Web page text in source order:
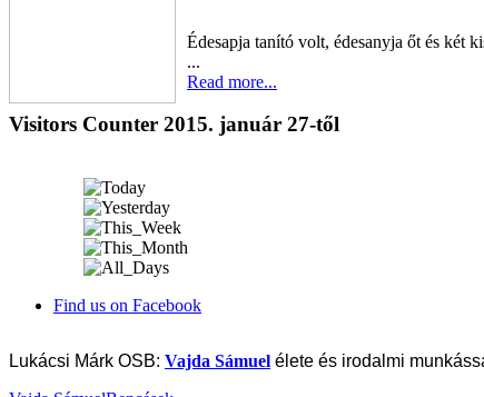
Édesapja tanító volt, édesanyja őt és két
...
Read more...
Visitors Counter 2015. január 27-től
Find us on Facebook
Lukácsi Márk OSB: Vajda Sámuel élete és irodalmi